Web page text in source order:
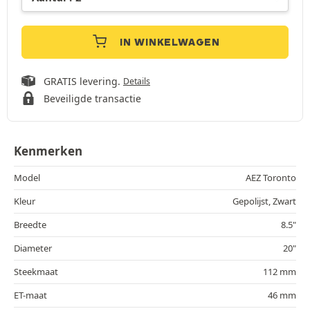
IN WINKELWAGEN
GRATIS levering. Details
Beveiligde transactie
Kenmerken
Model
AEZ Toronto
Kleur
Gepolijst, Zwart
Breedte
8.5"
Diameter
20"
Steekmaat
112 mm
ET-maat
46 mm